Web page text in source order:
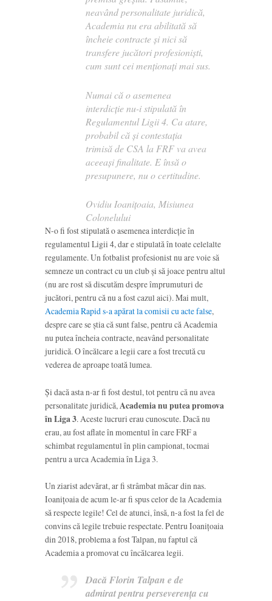
neavând personalitate juridică,
Academia nu era abilitată să
încheie contracte și nici să
transfere jucători profesioniști,
cum sunt cei menționați mai sus.
Numai că o asemenea
interdicție nu-i stipulată în
Regulamentul Ligii 4. Ca atare,
probabil că și contestația
trimisă de CSA la FRF va avea
aceeași finalitate. E însă o
presupunere, nu o certitudine.
Ovidiu Ioanițoaia, Misiunea
Colonelului
N-o fi fost stipulată o asemenea interdicție în
regulamentul Ligii 4, dar e stipulată în toate celelalte
regulamente. Un fotbalist profesionist nu are voie să
semneze un contract cu un club și să joace pentru altul
(nu are rost să discutăm despre împrumuturi de
jucători, pentru că nu a fost cazul aici). Mai mult,
Academia Rapid s-a apărat la comisii cu acte false,
despre care se știa că sunt false, pentru că Academia
nu putea încheia contracte, neavând personalitate
juridică. O încălcare a legii care a fost trecută cu
vederea de aproape toată lumea.
Și dacă asta n-ar fi fost destul, tot pentru că nu avea
personalitate juridică, Academia nu putea promova
în Liga 3. Aceste lucruri erau cunoscute. Dacă nu
erau, au fost aflate în momentul în care FRF a
schimbat regulamentul în plin campionat, tocmai
pentru a urca Academia în Liga 3.
Un ziarist adevărat, ar fi strâmbat măcar din nas.
Ioanițoaia de acum le-ar fi spus celor de la Academia
să respecte legile! Cel de atunci, însă, n-a fost la fel de
convins că legile trebuie respectate. Pentru Ioanițoaia
din 2018, problema a fost Talpan, nu faptul că
Academia a promovat cu încălcarea legii.
Dacă Florin Talpan e de
admirat pentru perseverența cu